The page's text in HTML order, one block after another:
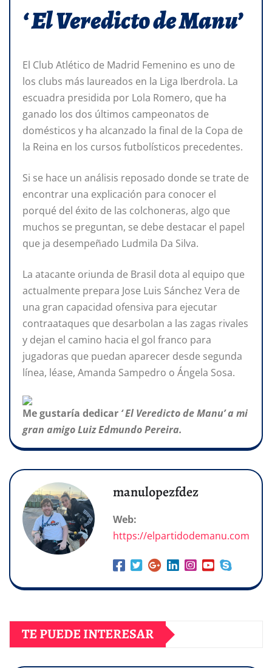
‘ El Veredicto de Manu’
El Club Atlético de Madrid Femenino es uno de
los clubs más laureados en la Liga Iberdrola. La
escuadra presidida por Lola Romero, que ha
ganado los dos últimos campeonatos de
domésticos y ha alcanzado la final de la Copa de
la Reina en los cursos futbolísticos precedentes.
Si se hace un análisis reposado donde se trate de
encontrar una explicación para conocer el
porqué del éxito de las colchoneras, algo que
muchos se preguntan, se debe destacar el papel
que ja desempeñado Ludmila Da Silva.
La atacante oriunda de Brasil dota al equipo que
actualmente prepara Jose Luis Sánchez Vera de
una gran capacidad ofensiva para ejecutar
contraataques que desarbolan a las zagas rivales
y dejan el camino hacia el gol franco para
jugadoras que puedan aparecer desde segunda
línea, léase, Amanda Sampedro o Ángela Sosa.
Me gustaría dedicar ‘ El Veredicto de Manu’ a mi
gran amigo Luiz Edmundo Pereira.
manulopezfdez
Web:
https://elpartidodemanu.com
TE PUEDE INTERESAR